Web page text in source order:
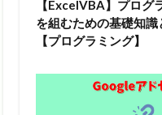
【ExcelVBA】プログ
を組むための基礎知
【プログラミング】